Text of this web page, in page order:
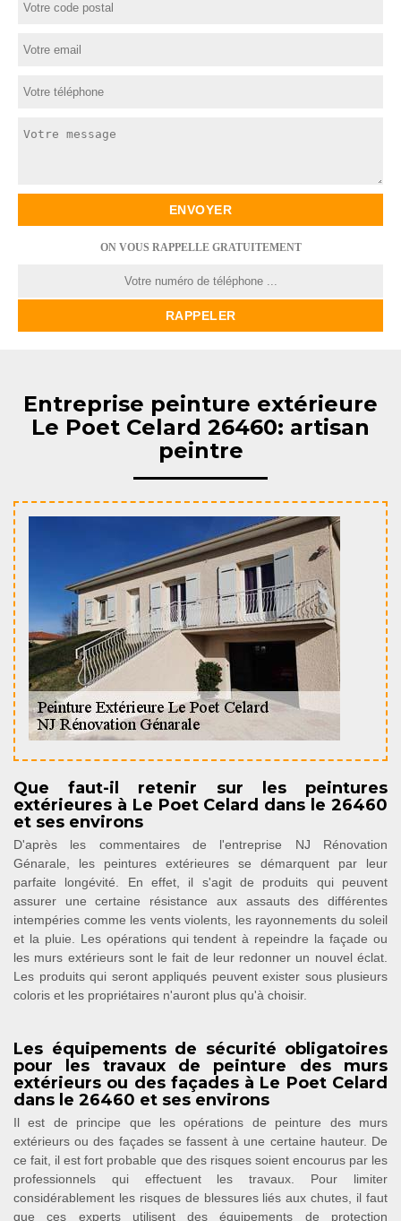
ON VOUS RAPPELLE GRATUITEMENT
Entreprise peinture extérieure
Le Poet Celard 26460: artisan
peintre
Que faut-il retenir sur les peintures
extérieures à Le Poet Celard dans le 26460
et ses environs
D'après les commentaires de l'entreprise NJ Rénovation
Génarale, les peintures extérieures se démarquent par leur
parfaite longévité. En effet, il s'agit de produits qui peuvent
assurer une certaine résistance aux assauts des différentes
intempéries comme les vents violents, les rayonnements du soleil
et la pluie. Les opérations qui tendent à repeindre la façade ou
les murs extérieurs sont le fait de leur redonner un nouvel éclat.
Les produits qui seront appliqués peuvent exister sous plusieurs
coloris et les propriétaires n'auront plus qu'à choisir.
Les équipements de sécurité obligatoires
pour les travaux de peinture des murs
extérieurs ou des façades à Le Poet Celard
dans le 26460 et ses environs
Il est de principe que les opérations de peinture des murs
extérieurs ou des façades se fassent à une certaine hauteur. De
ce fait, il est fort probable que des risques soient encourus par les
professionnels qui effectuent les travaux. Pour limiter
considérablement les risques de blessures liés aux chutes, il faut
que ces experts utilisent des équipements de protection